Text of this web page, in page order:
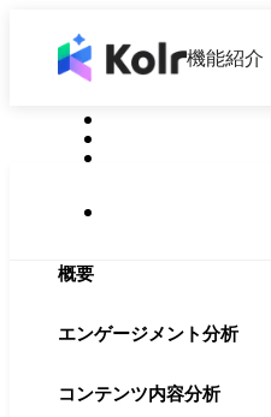
機能紹介
概要
エンゲージメント分析
コンテンツ内容分析